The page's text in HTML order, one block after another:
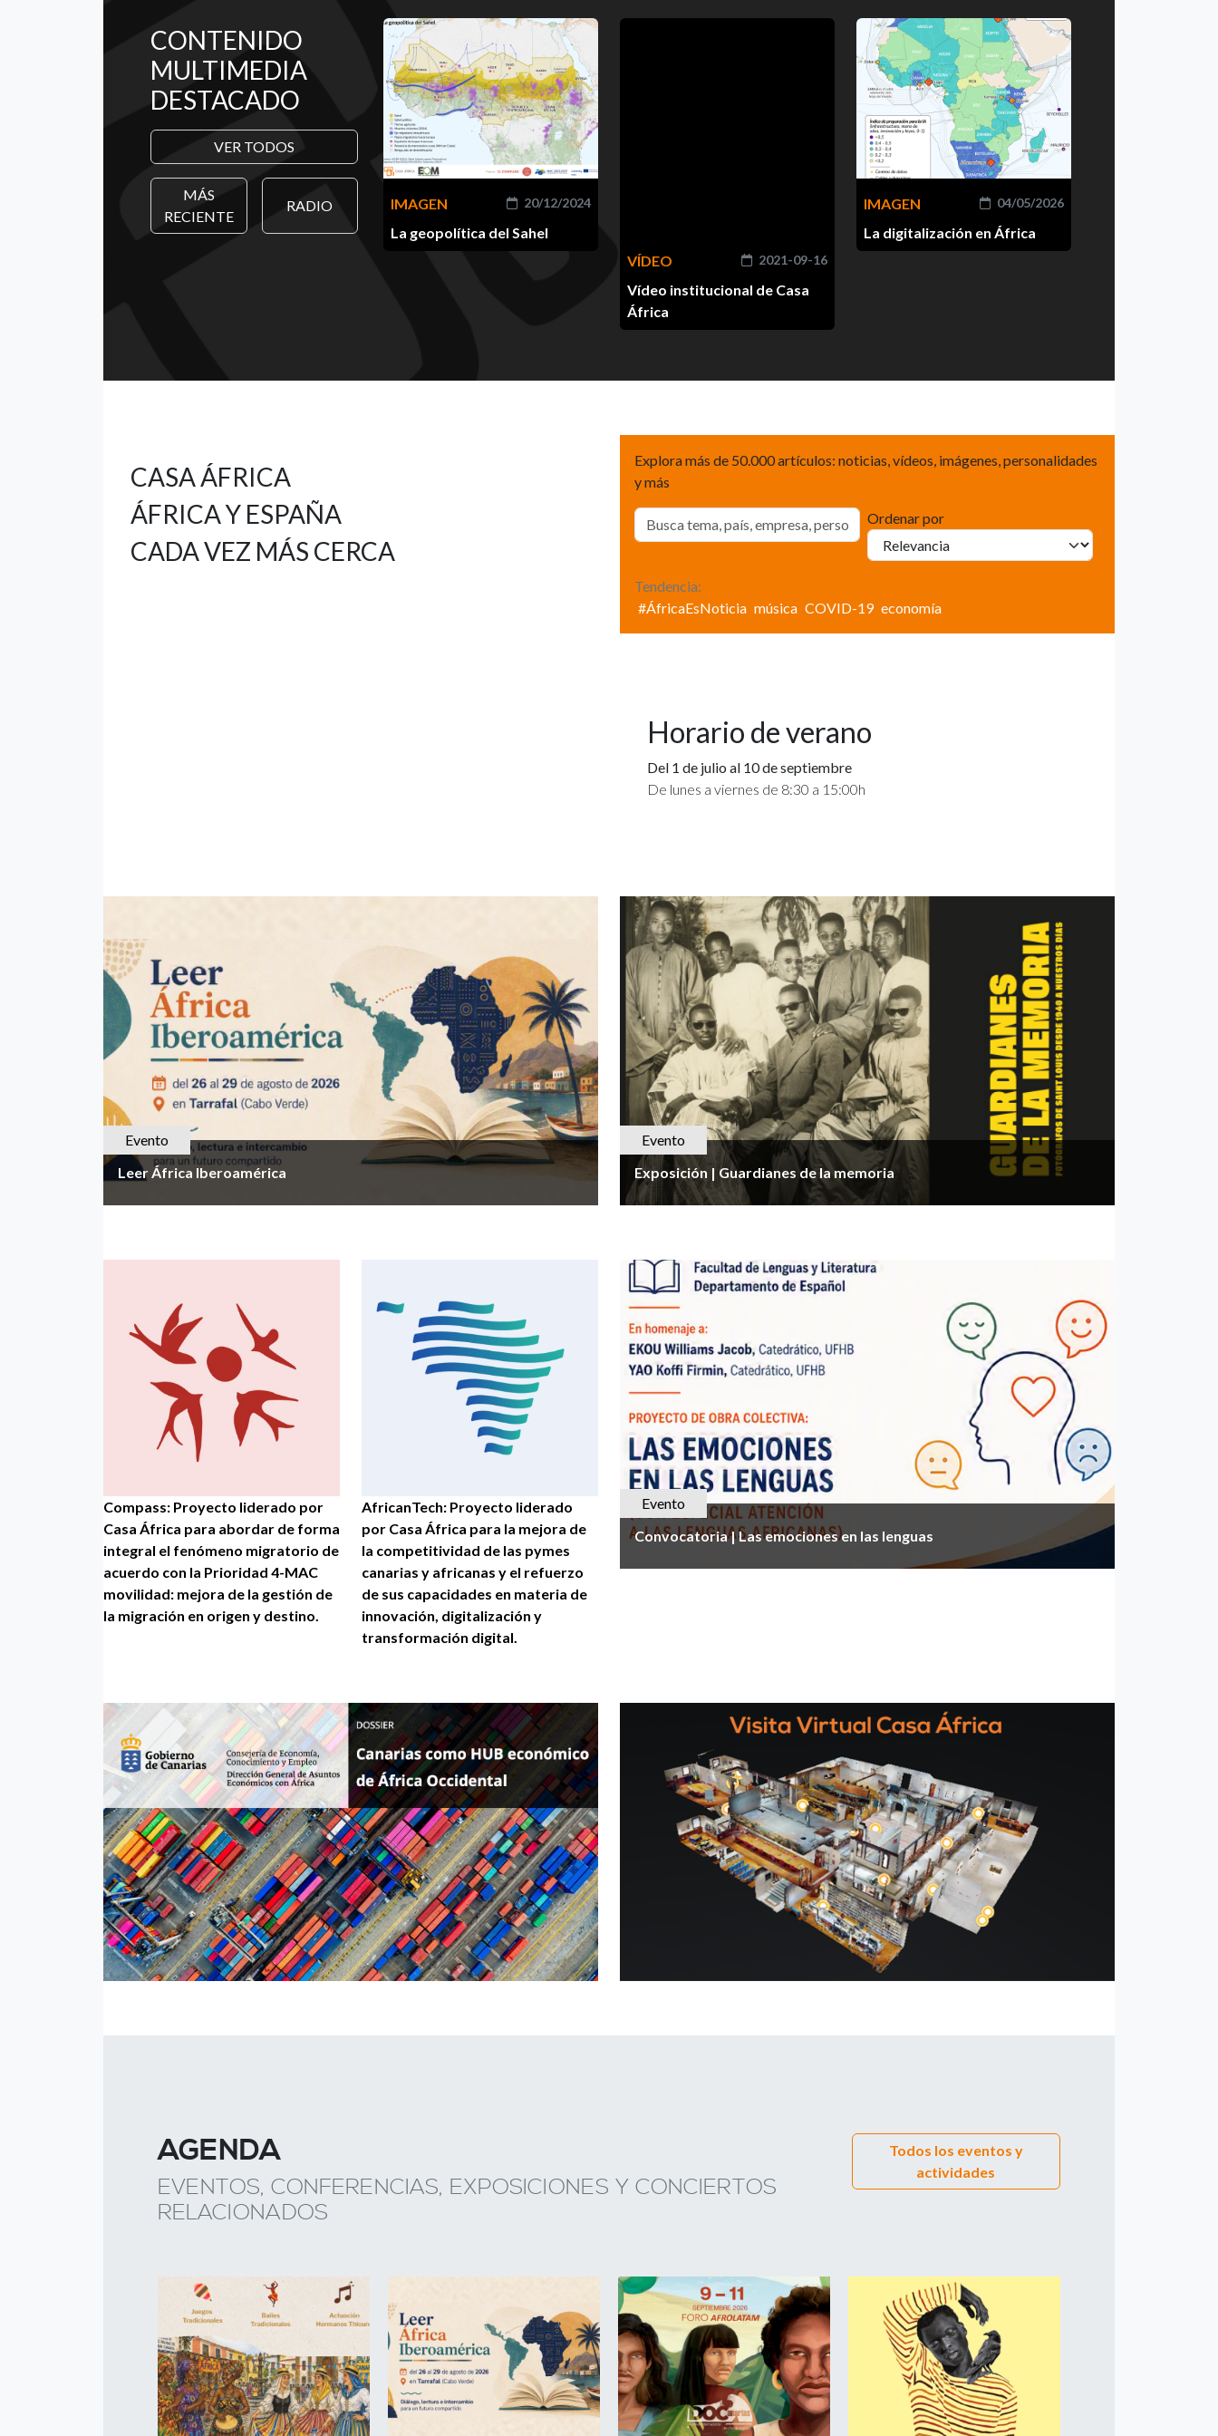
CONTENIDO
MULTIMEDIA
DESTACADO
VER TODOS
MÁS
RECIENTE
RADIO IMAGEN 20/12/2024
La geopolítica del Sahel
VÍDEO
2021-09-16
Vídeo institucional de Casa
África
IMAGEN 04/05/2026
La digitalización en África
CASA ÁFRICA
ÁFRICA Y ESPAÑA
CADA VEZ MÁS CERCA
Explora más de 50.000 artículos: noticias, vídeos, imágenes, personalidades
y más
Ordenar por
Tendencia:
#ÁfricaEsNoticia música COVID-19 economía
Horario de verano
Del 1 de julio al 10 de septiembre
De lunes a viernes de 8:30 a 15:00h
Leer África Iberoamérica
Evento
Compass: Proyecto liderado por
Casa África para abordar de forma
integral el fenómeno migratorio de
acuerdo con la Prioridad 4-MAC
movilidad: mejora de la gestión de
la migración en origen y destino.
AfricanTech: Proyecto liderado
por Casa África para la mejora de
la competitividad de las pymes
canarias y africanas y el refuerzo
de sus capacidades en materia de
innovación, digitalización y
transformación digital.
Exposición | Guardianes de la memoria
Evento
Convocatoria | Las emociones en las lenguas
Evento
AGENDA
EVENTOS, CONFERENCIAS, EXPOSICIONES Y CONCIERTOS
RELACIONADOS
Todos los eventos y
actividades